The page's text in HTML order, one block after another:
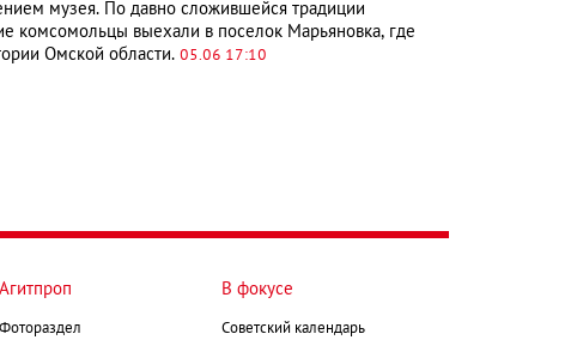
музея. По давно сложившейся традиции
комсомольцы выехали в поселок Марьяновка, где
Омской области. 05.06 17:10
Агитпроп
Фотораздел
В фокусе
Советский календарь